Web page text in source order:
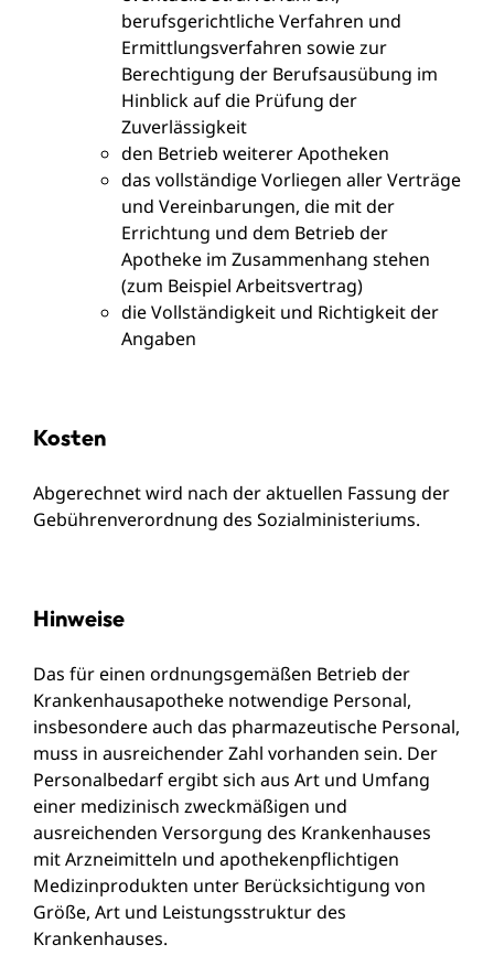
berufsgerichtliche Verfahren und
Ermittlungsverfahren sowie zur
Berechtigung der Berufsausübung im
Hinblick auf die Prüfung der
Zuverlässigkeit
den Betrieb weiterer Apotheken
das vollständige Vorliegen aller Verträge
und Vereinbarungen, die mit der
Errichtung und dem Betrieb der
Apotheke im Zusammenhang stehen
(zum Beispiel Arbeitsvertrag)
die Vollständigkeit und Richtigkeit der
Angaben
Kosten
Abgerechnet wird nach der aktuellen Fassung der
Gebührenverordnung des Sozialministeriums.
Hinweise
Das für einen ordnungsgemäßen Betrieb der
Krankenhausapotheke notwendige Personal,
insbesondere auch das pharmazeutische Personal,
muss in ausreichender Zahl vorhanden sein. Der
Personalbedarf ergibt sich aus Art und Umfang
einer medizinisch zweckmäßigen und
ausreichenden Versorgung des Krankenhauses
mit Arzneimitteln und apothekenpflichtigen
Medizinprodukten unter Berücksichtigung von
Größe, Art und Leistungsstruktur des
Krankenhauses.